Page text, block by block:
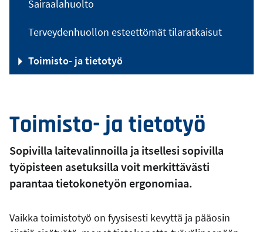
Toimisto- ja tietotyö
Sopivilla laitevalinnoilla ja itsellesi sopivilla
työpisteen asetuksilla voit merkittävästi
parantaa tietokonetyön ergonomiaa.
Vaikka toimistotyö on fyysisesti kevyttä ja pääosin
Sairaalahuolto
Terveydenhuollon esteettömät tilaratkaisut
Toimisto- ja tietotyö